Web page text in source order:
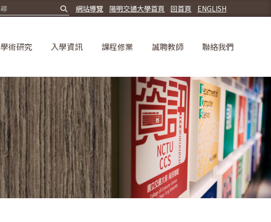
ENGLISH
回首頁
陽明交通大學首頁
網站導覽
學術研究 入學資訊 課程修業 誠聘教師 聯絡我們